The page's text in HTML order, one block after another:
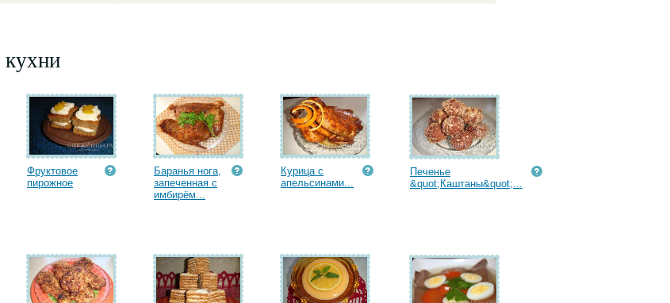
Фруктовое
пирожное
Баранья нога,
запеченная с
имбирём...
Курица с
апельсинами...
Печенье
&quot;Каштаны&quot;...